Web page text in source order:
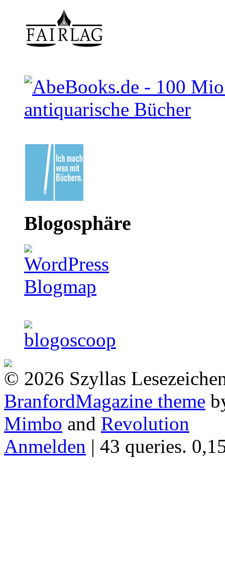
Blogosphäre
© 2026 Szyllas
BranfordMagazine theme
Mimbo and Revolution
Anmelden | 43 queries.